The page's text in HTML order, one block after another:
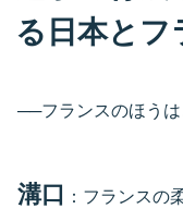
る日本とフ
──フランスのほうは
溝口 ：フランスの